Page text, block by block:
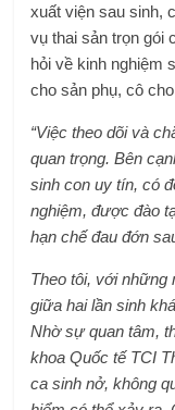
xuất viện sau sinh,
vụ thai sản trọn gói
hỏi về kinh nghiệm
cho sản phụ, cô
“Việc theo dõi và
quan trọng. Bên
sinh con uy tín, có
nghiệm, được đào
hạn chế đau đớn
Theo tôi, với những
giữa hai lần sinh
Nhờ sự quan tâm,
khoa Quốc tế TCI
ca sinh nở, không